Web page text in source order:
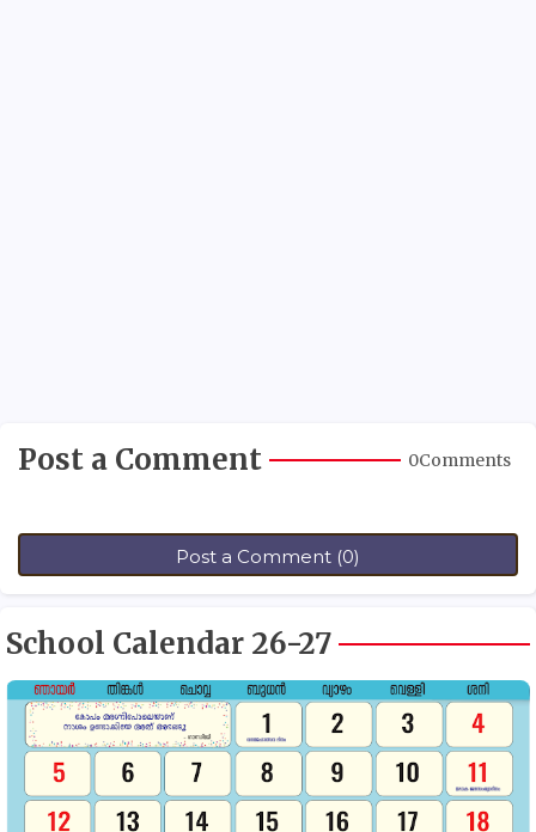
Post a Comment 0Comments
Post a Comment (0)
School Calendar 26-27